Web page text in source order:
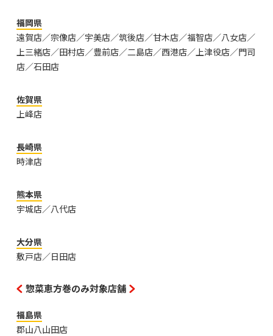
福岡県
遠賀店／宗像店／宇美店／筑後店／甘木店／福智店／八女店／
上三緒店／田村店／豊前店／二島店／西港店／上津役店／門司
店／石田店
佐賀県
上峰店
長崎県
時津店
熊本県
宇城店／八代店
大分県
敷戸店／日田店
惣菜恵方巻のみ対象店舗
福島県
郡山八山田店